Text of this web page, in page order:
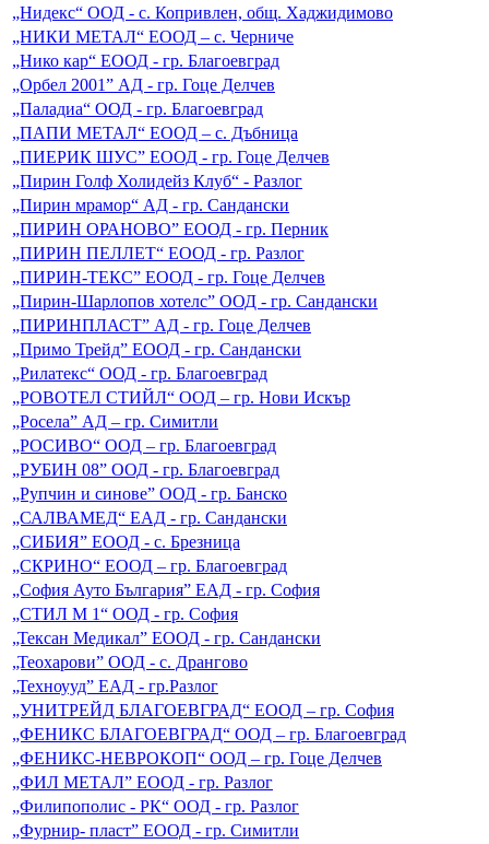
„Нидекс“ ООД - с. Копривлен, общ. Хаджидимово
„НИКИ МЕТАЛ“ ЕООД – с. Черниче
„Нико кар“ ЕООД - гр. Благоевград
„Орбел 2001” АД - гр. Гоце Делчев
„Паладиа“ ООД - гр. Благоевград
„ПАПИ МЕТАЛ“ ЕООД – с. Дъбница
„ПИЕРИК ШУС” EООД - гр. Гоце Делчев
„Пирин Голф Холидейз Клуб“ - Разлог
„Пирин мрамор“ АД - гр. Сандански
„ПИРИН ОРАНОВО” ЕООД - гр. Перник
„ПИРИН ПЕЛЛЕТ“ ЕООД - гр. Разлог
„ПИРИН-ТЕКС” ЕООД - гр. Гоце Делчев
„Пирин-Шарлопов хотелс” ООД - гр. Сандански
„ПИРИНПЛАСТ” АД - гр. Гоце Делчев
„Примо Трейд” ЕООД - гр. Сандански
„Рилатекс“ ООД - гр. Благоевград
„РОВОТЕЛ СТИЙЛ“ ООД – гр. Нови Искър
„Росела” АД – гр. Симитли
„РОСИВО“ ООД – гр. Благоевград
„РУБИН 08” ООД - гр. Благоевград
„Рупчин и синове” ООД - гр. Банско
„САЛВАМЕД“ ЕАД - гр. Сандански
„СИБИЯ” ЕООД - с. Брезница
„СКРИНО“ ЕООД – гр. Благоевград
„София Ауто България” ЕАД - гр. София
„СТИЛ М 1“ ООД - гр. София
„Тексан Медикал” ЕООД - гр. Сандански
„Теохарови” ООД - с. Дрангово
„Техноууд” ЕАД - гр.Разлог
„УНИТРЕЙД БЛАГОЕВГРАД“ ЕООД – гр. София
„ФЕНИКС БЛАГОЕВГРАД“ ООД – гр. Благоевград
„ФЕНИКС-НЕВРОКОП“ ООД – гр. Гоце Делчев
„ФИЛ МЕТАЛ” ЕООД - гр. Разлог
„Филипополис - РК“ ООД - гр. Разлог
„Фурнир- пласт” ЕООД - гр. Симитли